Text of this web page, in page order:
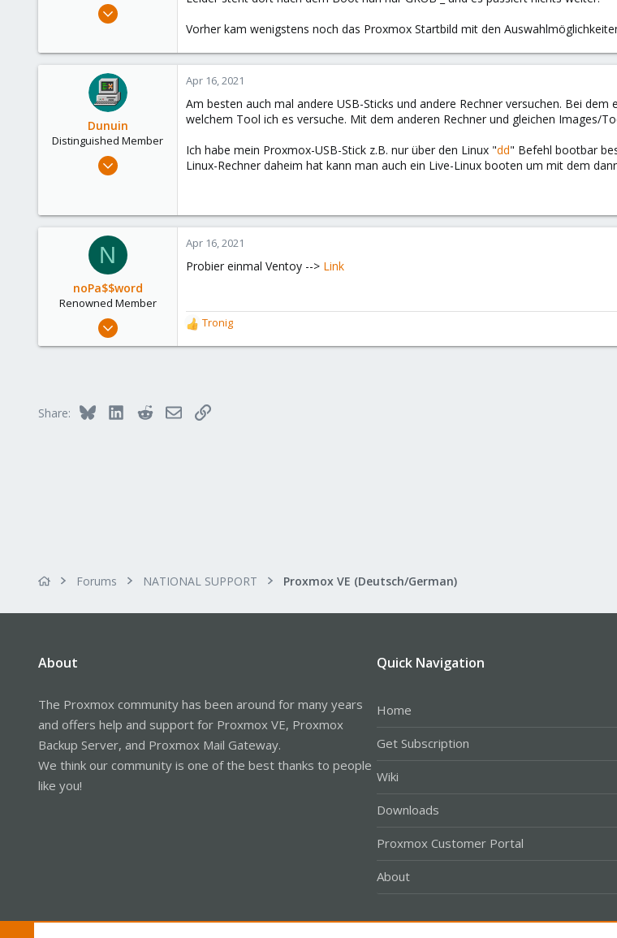
Apr 15, 2021
21
Vorher kam wenigstens noch das Proxmox Startbild mit den
Dunuin
Distinguished Member
Jun 30, 2020
290
Germany
Apr 16, 2021
Am besten auch mal andere USB-Sticks und andere Rechner versuchen. Bei
welchem Tool ich es versuche. Mit dem anderen Rechner und gleichen Images/
Ich habe mein Proxmox-USB-Stick z.B. nur über den Linux "dd" Befehl bootbar
Linux-Rechner daheim hat kann man auch ein Live-Linux booten um mit dem
N
noPa$$word
Renowned Member
Feb 12, 2010
Apr 16, 2021
Probier einmal Ventoy --> Link
R
e
Tronig
Share: Bluesky LinkedInRedditEmailLink
Forums NATIONAL SUPPORT Proxmox VE (Deutsch/German)
About
The Proxmox community has been around for many years
and offers help and support for Proxmox VE, Proxmox
Backup Server, and Proxmox Mail Gateway.
We think our community is one of the best thanks to people
like you!
Quick Navigation
Home
Get Subscription
Wiki
Downloads
Proxmox Customer Portal
About